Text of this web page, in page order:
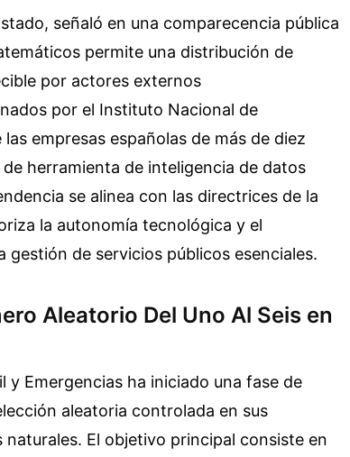
señaló en una comparecencia pública
permite una distribución de
por actores externos
por el Instituto Nacional de
empresas españolas de más de diez
herramienta de inteligencia de datos
se alinea con las directrices de la
la autonomía tecnológica y el
de servicios públicos esenciales.
Aleatorio Del Uno Al Seis en
y Emergencias ha iniciado una fase de
aleatoria controlada en sus
El objetivo principal consiste en